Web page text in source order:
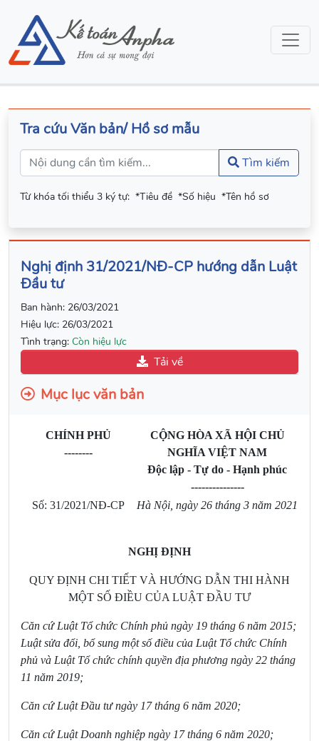
Tra cứu Văn bản/ Hồ sơ mẫu
Tìm kiếm
Từ khóa tối thiểu 3 ký tự: *Tiêu đề *Số hiệu *Tên hồ sơ
Nghị định 31/2021/NĐ-CP hướng dẫn Luật
Đầu tư
Ban hành: 26/03/2021
Hiệu lực: 26/03/2021
Tình trạng: Còn hiệu lực
Tải về
Mục lục văn bản
CHÍNH PHỦ
--------
CỘNG HÒA XÃ HỘI CHỦ
NGHĨA VIỆT NAM
Độc lập - Tự do - Hạnh phúc
---------------
Số: 31/2021/NĐ-CP
Hà Nội, ngày 26 tháng 3 năm 2021
NGHỊ ĐỊNH
QUY ĐỊNH CHI TIẾT VÀ HƯỚNG DẪN THI HÀNH
MỘT SỐ ĐIỀU CỦA LUẬT ĐẦU TƯ
Căn cứ Luật Tổ chức Chính phủ ngày 19 tháng 6 năm 2015;
Luật sửa đổi, bổ sung một số điều của Luật Tổ chức Chính
phủ và Luật Tổ chức chính quyền địa phương ngày 22 tháng
11 năm 2019;
Căn cứ Luật Đầu tư ngày 17 tháng 6 năm 2020;
Căn cứ Luật Doanh nghiệp ngày 17 tháng 6 năm 2020;